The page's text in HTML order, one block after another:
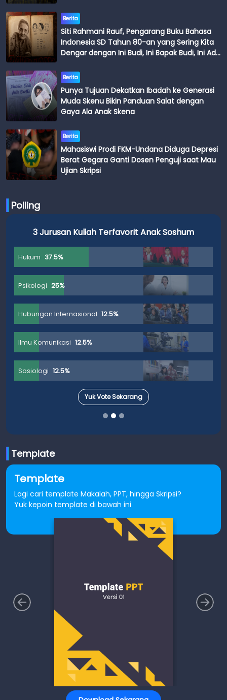
Berita
Siti Rahmani Rauf, Pengarang Buku Bahasa
Indonesia SD Tahun 80-an yang Sering Kita
Dengar dengan Ini Budi, Ini Bapak Budi, Ini Adik
Berita
Punya Tujuan Dekatkan Ibadah ke Generasi
Muda Skenu Bikin Panduan Salat dengan
Gaya Ala Anak Skena
Berita
Mahasiswi Prodi FKM-Undana Diduga Depresi
Berat Gegara Ganti Dosen Penguji saat Mau
Ujian Skripsi
Polling
3 Jurusan Kuliah Terfavorit Anak Soshum
Hukum 37.5%
Psikologi 25%
Hubungan Internasional 12.5%
Ilmu Komunikasi 12.5%
Sosiologi 12.5%
Yuk Vote Sekarang
Template
Template
Lagi cari template Makalah, PPT, hingga Skripsi?
Yuk kepoin template di bawah ini